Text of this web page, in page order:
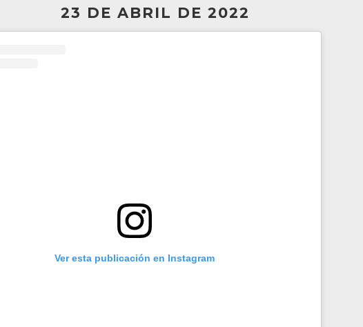
23 DE ABRIL DE 2022
Ver esta publicación en Instagram